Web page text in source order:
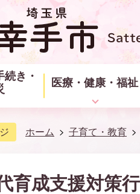
続き・
医療・健康・福祉
ホーム 子育て・教育
育成支援対策